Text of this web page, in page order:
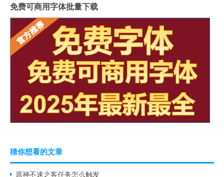
免费可商用字体批量下载
猜你想看的文章
原神不速之客任务怎么触发